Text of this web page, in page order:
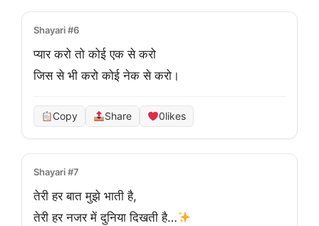
Shayari #6
प्यार करो तो कोई एक से करो
जिस से भी करो कोई नेक से करो।
Copy Share 0likes
Shayari #7
तेरी हर बात मुझे भाती है,
तेरी हर नजर में दुनिया दिखती है…